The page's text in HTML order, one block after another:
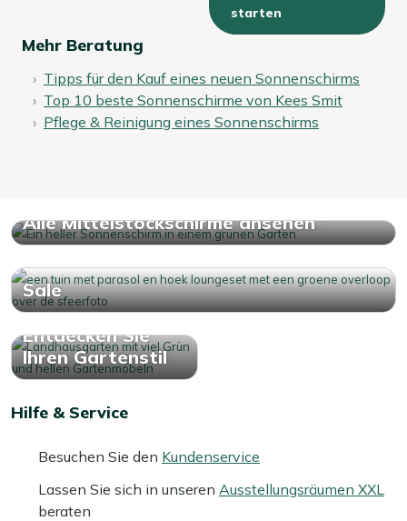
starten
Mehr Beratung
Tipps für den Kauf eines neuen Sonnenschirms
Top 10 beste Sonnenschirme von Kees Smit
Pflege & Reinigung eines Sonnenschirms
Alle Mittelstockschirme ansehen
Sale
Entdecken Sie
Ihren Gartenstil
Hilfe & Service
Besuchen Sie den Kundenservice
Lassen Sie sich in unseren Ausstellungsräumen XXL
beraten